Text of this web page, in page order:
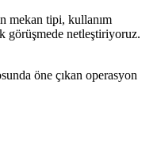
mekan tipi, kullanım
görüşmede netleştiriyoruz.
öne çıkan operasyon